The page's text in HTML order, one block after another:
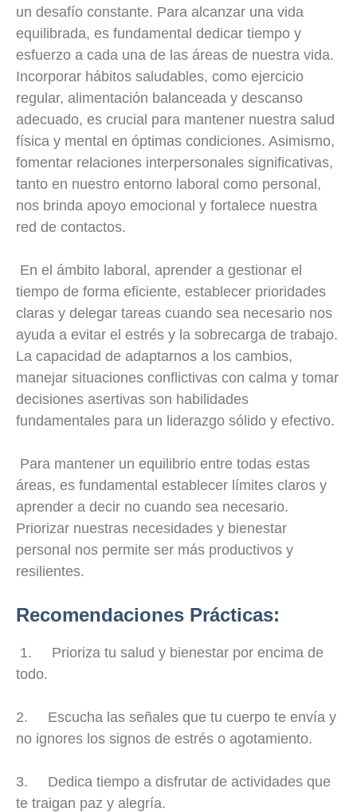
un desafío constante. Para alcanzar una vida
equilibrada, es fundamental dedicar tiempo y
esfuerzo a cada una de las áreas de nuestra vida.
Incorporar hábitos saludables, como ejercicio
regular, alimentación balanceada y descanso
adecuado, es crucial para mantener nuestra salud
física y mental en óptimas condiciones. Asimismo,
fomentar relaciones interpersonales significativas,
tanto en nuestro entorno laboral como personal,
nos brinda apoyo emocional y fortalece nuestra
red de contactos.
En el ámbito laboral, aprender a gestionar el
tiempo de forma eficiente, establecer prioridades
claras y delegar tareas cuando sea necesario nos
ayuda a evitar el estrés y la sobrecarga de trabajo.
La capacidad de adaptarnos a los cambios,
manejar situaciones conflictivas con calma y tomar
decisiones asertivas son habilidades
fundamentales para un liderazgo sólido y efectivo.
Para mantener un equilibrio entre todas estas
áreas, es fundamental establecer límites claros y
aprender a decir no cuando sea necesario.
Priorizar nuestras necesidades y bienestar
personal nos permite ser más productivos y
resilientes.
Recomendaciones Prácticas:
1. Prioriza tu salud y bienestar por encima de
todo.
2. Escucha las señales que tu cuerpo te envía y
no ignores los signos de estrés o agotamiento.
3. Dedica tiempo a disfrutar de actividades que
te traigan paz y alegría.